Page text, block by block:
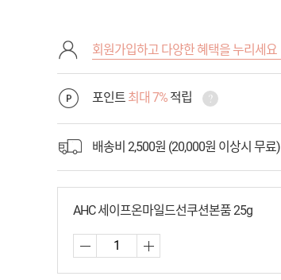
회원가입하고 다양한 혜택을 누리세요
포인트 최대 7% 적립
배송비 2,500원 (20,000원 이상시 무료)
AHC 세이프온마일드선쿠션본품 25g